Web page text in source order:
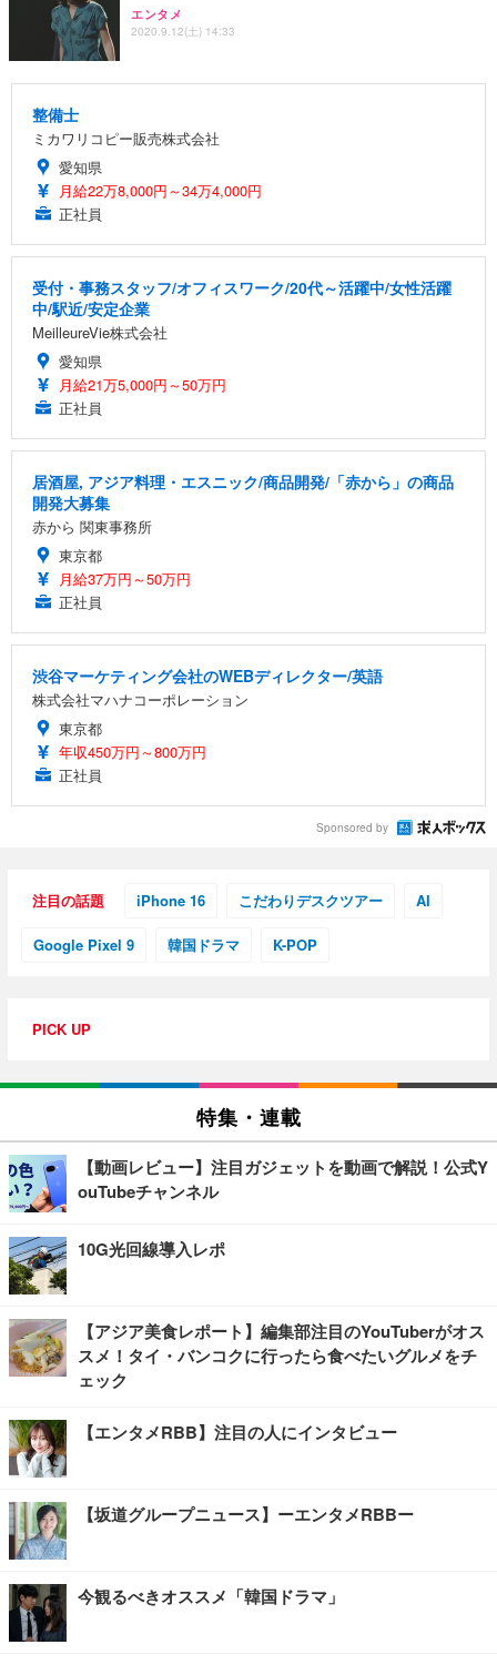
エンタメ
2020.9.12(土) 14:33
整備士
ミカワリコピー販売株式会社
愛知県
月給22万8,000円～34万4,000円
正社員
受付・事務スタッフ/オフィスワーク/20代～活躍中/女性活躍
中/駅近/安定企業
MeilleureVie株式会社
愛知県
月給21万5,000円～50万円
正社員
居酒屋, アジア料理・エスニック/商品開発/「赤から」の商品
開発大募集
赤から 関東事務所
東京都
月給37万円～50万円
正社員
渋谷マーケティング会社のWEBディレクター/英語
株式会社マハナコーポレーション
東京都
年収450万円～800万円
正社員
Sponsored by
注目の話題 iPhone 16 こだわりデスクツアー AI
Google Pixel 9 韓国ドラマ K-POP
PICK UP
特集・連載
【動画レビュー】注目ガジェットを動画で解説！公式Y
ouTubeチャンネル
10G光回線導入レポ
【アジア美食レポート】編集部注目のYouTuberがオス
スメ！タイ・バンコクに行ったら食べたいグルメをチ
ェック
【エンタメRBB】注目の人にインタビュー
【坂道グループニュース】ーエンタメRBBー
今観るべきオススメ「韓国ドラマ」